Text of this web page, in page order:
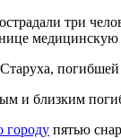
три
и близким
городу пятью